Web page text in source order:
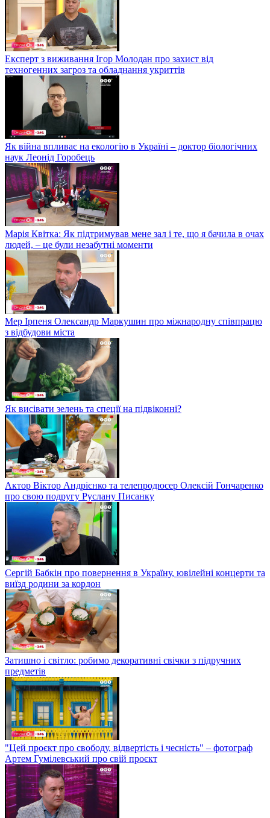
Експерт з виживання Ігор Молодан про захист від
техногенних загроз та обладнання укриттів
Як війна впливає на екологію в Україні – доктор біологічних
наук Леонід Горобець
Марія Квітка: Як підтримував мене зал і те, що я бачила в очах
людей, – це були незабутні моменти
Мер Ірпеня Олександр Маркушин про міжнародну співпрацю
з відбудови міста
Як висівати зелень та спеції на підвіконні?
Актор Віктор Андрієнко та телепродюсер Олексій Гончаренко
про свою подругу Руслану Писанку
Сергій Бабкін про повернення в Україну, ювілейні концерти та
виїзд родини за кордон
Затишно і світло: робимо декоративні свічки з підручних
предметів
"Цей проєкт про свободу, відвертість і чесність" – фотограф
Артем Гумілевський про свій проєкт